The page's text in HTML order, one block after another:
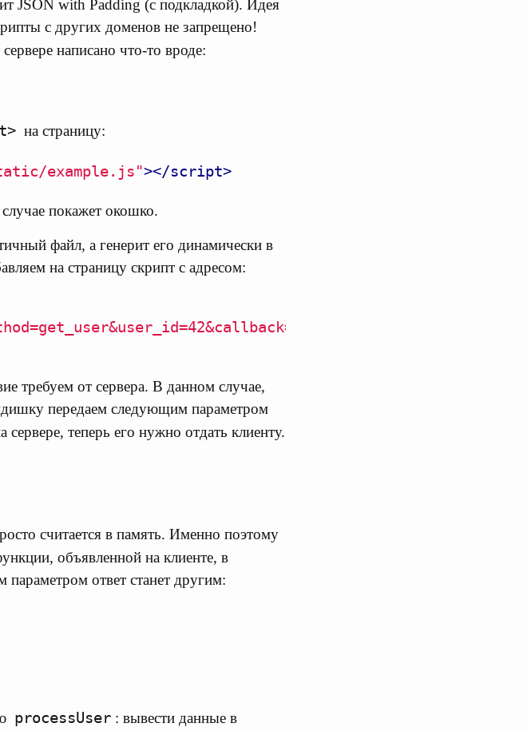
JSON with Padding (с подкладкой). Идея
с других доменов не запрещено!
написано что-то вроде:
на страницу:
example.js"></script>
покажет окошко.
файл, а генерит его динамически в
на страницу скрипт с адресом:
требуем от сервера. В данном случае,
передаем следующим параметром
сервере, теперь его нужно отдать клиенту.
считается в память. Именно поэтому
объявленной на клиенте, в
ответ станет другим:
processUser : вывести данные в